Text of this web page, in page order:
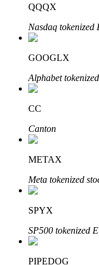
Penguncian BTR
Investasi eksklusif
Pinjaman
QQQX
Nasdaq tokenized
GOOGLX
Alphabet
CC
Canton
METAX
Meta tokenized
SPYX
SP500 tokenized
PIPEDOG